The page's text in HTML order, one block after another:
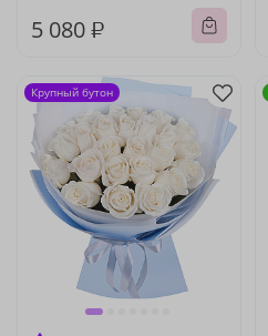
5 080 ₽
Крупный бутон